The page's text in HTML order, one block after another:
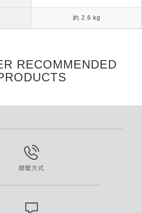
約 2.6 kg
RECOMMENDED
聯繫方式